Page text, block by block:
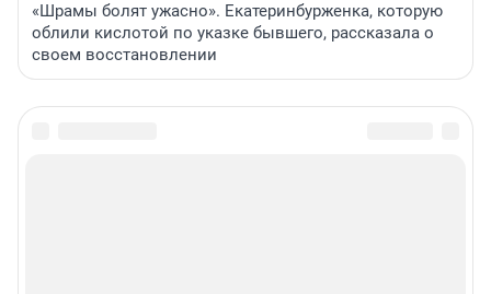
«Шрамы болят ужасно». Екатеринбурженка, которую
облили кислотой по указке бывшего, рассказала о
своем восстановлении